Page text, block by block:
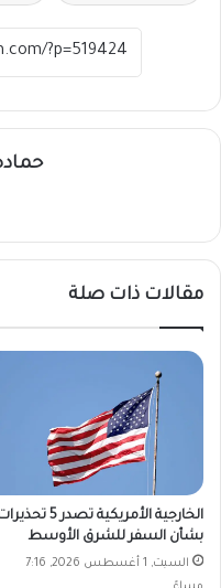
مقالات ذات صلة
الخارجية الأمريكية تصدر 5
بشأن السفر للشرق الأوسط
السبت, 1 أغسطس 2026, 7:16